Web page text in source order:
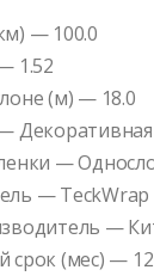
— 100.0
1.52
(м) — 18.0
Декоративная
—
— TeckWrap
—
срок (мес) — 12